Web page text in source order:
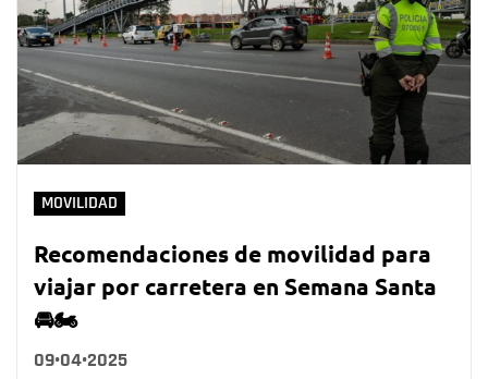
MOVILIDAD
Recomendaciones de movilidad para
viajar por carretera en Semana Santa
🚘🏍️
09•04•2025